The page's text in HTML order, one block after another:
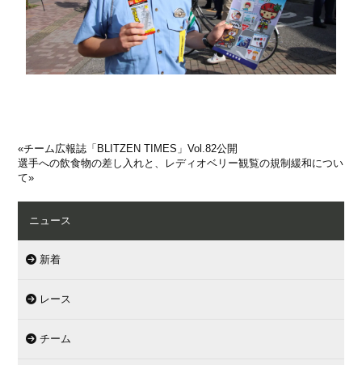
«チーム広報誌「BLITZEN TIMES」Vol.82公開
選手への飲食物の差し入れと、レディオベリー観覧の規制緩和につい
て»
ニュース
新着
レース
チーム